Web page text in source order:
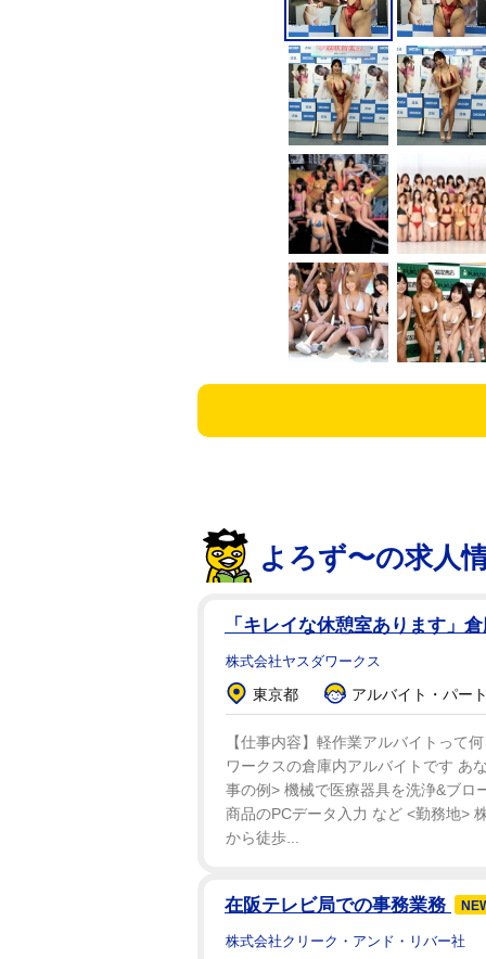
よろず〜の求人
「キレイな休憩室あります」
株式会社ヤスダワークス
東京都 アルバイト・パー
【仕事内容】軽作業アルバイトって
ワークスの倉庫内アルバイトです あ
事の例> 機械で医療器具を洗浄&ブロ
商品のPCデータ入力 など <勤務地>
から徒歩...
在阪テレビ局での事務業務
株式会社クリーク・アンド・リバー社